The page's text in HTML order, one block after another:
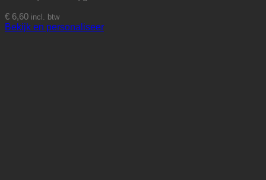
€ 6,60 incl. btw
Bekijk en personaliseer